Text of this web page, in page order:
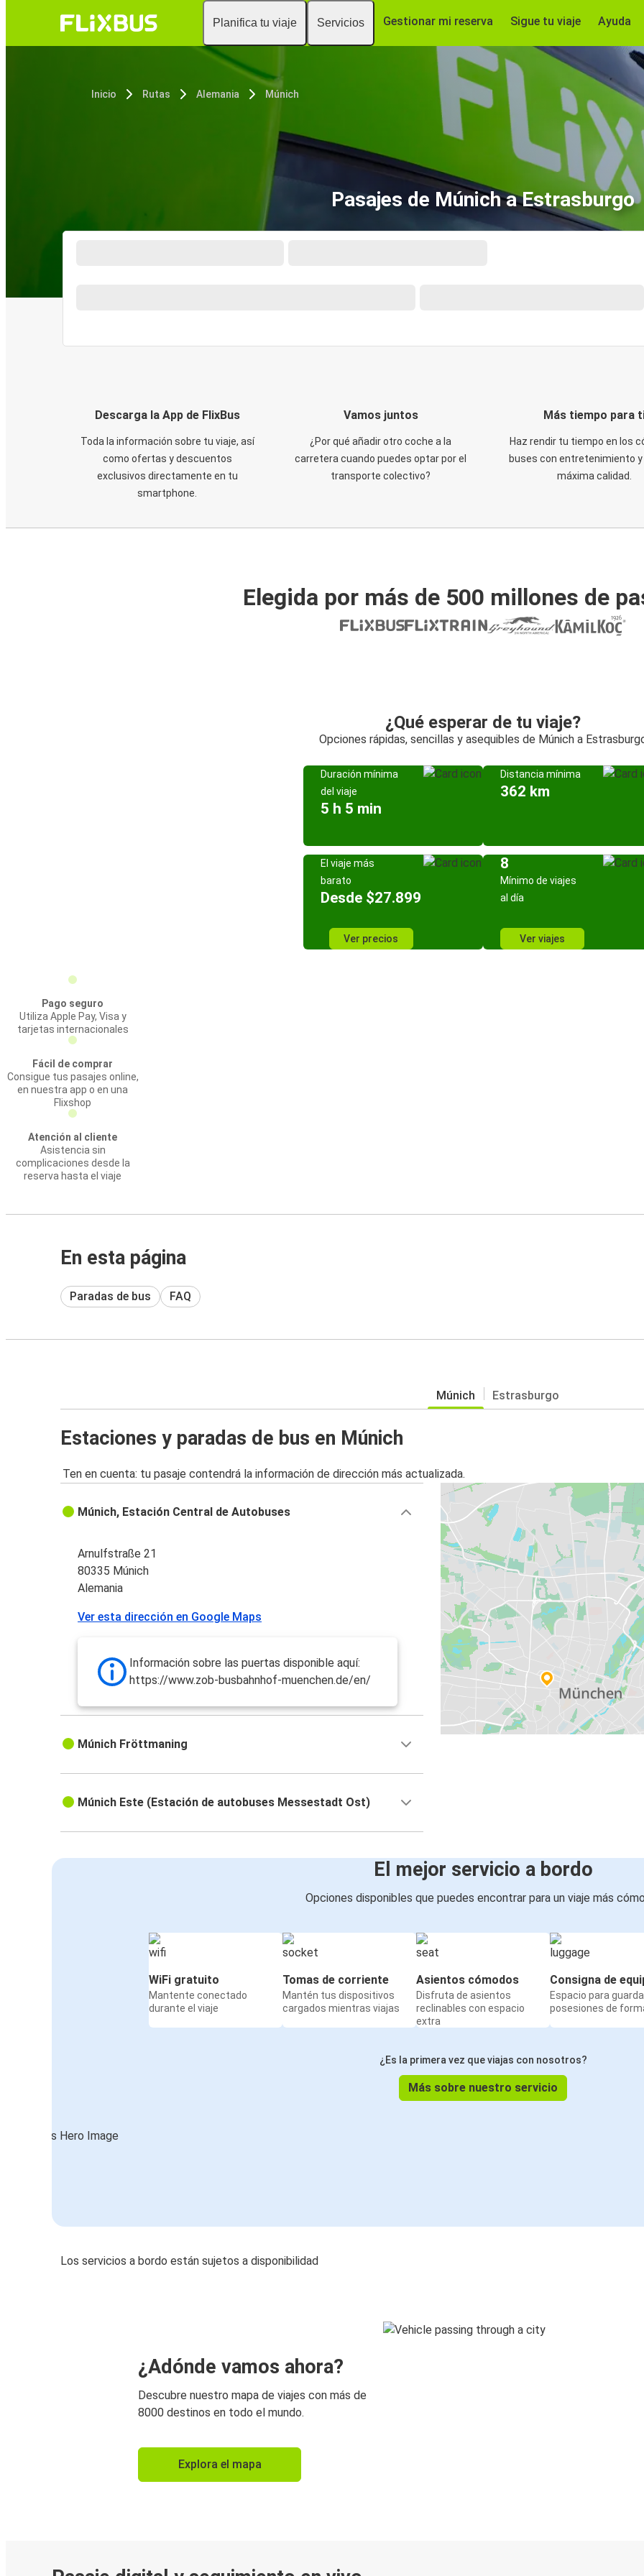
Planifica tu viaje Servicios Gestionar mi reserva Sigue tu viaje Ayuda
Inicio Rutas Alemania Múnich
Pasajes de Múnich a Estrasburgo
Descarga la App de FlixBus
Toda la información sobre tu viaje, así
como ofertas y descuentos
exclusivos directamente en tu
smartphone.
Vamos juntos
¿Por qué añadir otro coche a la
carretera cuando puedes optar por el
transporte colectivo?
Más tiempo para
Haz rendir tu tiempo en los
buses con entretenimiento y
máxima calidad.
Elegida por más de 500 millones de
¿Qué esperar de tu viaje?
Opciones rápidas, sencillas y asequibles de Múnich a
Duración mínima
del viaje
5 h 5 min
Distancia mínima
362 km
El viaje más
barato
Desde $27.899
Ver precios
8
Mínimo de viajes
al día
Ver viajes
Pago seguro
Utiliza Apple Pay, Visa y
tarjetas internacionales
Fácil de comprar
Consigue tus pasajes online,
en nuestra app o en una
Flixshop
Atención al cliente
Asistencia sin
complicaciones desde la
reserva hasta el viaje
En esta página
Paradas de bus FAQ
Múnich Estrasburgo
Estaciones y paradas de bus en Múnich
Ten en cuenta: tu pasaje contendrá la información de dirección más actualizada.
Múnich, Estación Central de Autobuses
Arnulfstraße 21
80335 Múnich
Alemania
Ver esta dirección en Google Maps
Información sobre las puertas disponible aquí:
https://www.zob-busbahnhof-muenchen.de/en/
Múnich Fröttmaning
Múnich Este (Estación de autobuses Messestadt Ost)
El mejor servicio a bordo
Opciones disponibles que puedes encontrar para un viaje más
WiFi gratuito
Mantente conectado
durante el viaje
Tomas de corriente
Mantén tus dispositivos
cargados mientras viajas
Asientos cómodos
Disfruta de asientos
reclinables con espacio
extra
Consigna de
Espacio para
posesiones de
¿Es la primera vez que viajas con nosotros?
Más sobre nuestro servicio
Los servicios a bordo están sujetos a disponibilidad
¿Adónde vamos ahora?
Descubre nuestro mapa de viajes con más de
8000 destinos en todo el mundo.
Explora el mapa